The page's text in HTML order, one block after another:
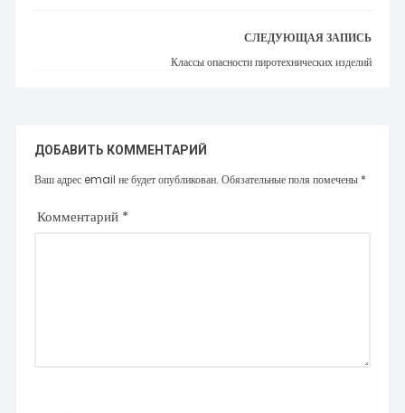
СЛЕДУЮЩАЯ ЗАПИСЬ
Классы опасности пиротехнических изделий
ДОБАВИТЬ КОММЕНТАРИЙ
Ваш адрес email не будет опубликован. Обязательные поля помечены *
Комментарий *